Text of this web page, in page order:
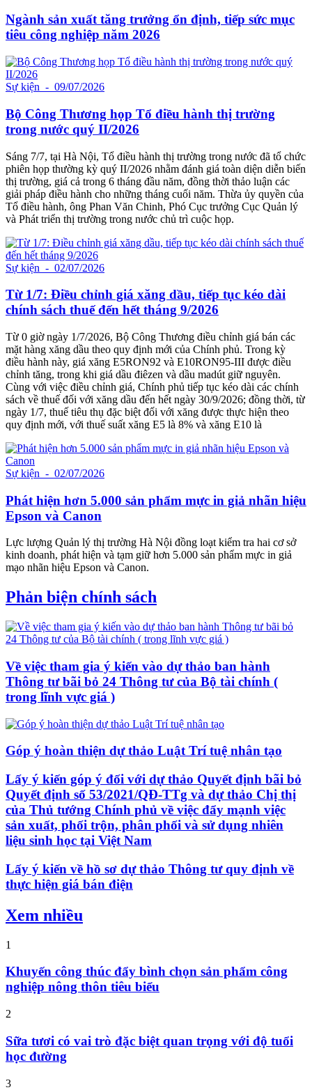
Ngành sản xuất tăng trưởng ổn định, tiếp sức mục
tiêu công nghiệp năm 2026
Sự kiện - 09/07/2026
Bộ Công Thương họp Tổ điều hành thị trường
trong nước quý II/2026
Sáng 7/7, tại Hà Nội, Tổ điều hành thị trường trong nước đã tổ chức
phiên họp thường kỳ quý II/2026 nhằm đánh giá toàn diện diễn biến
thị trường, giá cả trong 6 tháng đầu năm, đồng thời thảo luận các
giải pháp điều hành cho những tháng cuối năm. Thừa ủy quyền của
Tổ điều hành, ông Phan Văn Chinh, Phó Cục trưởng Cục Quản lý
và Phát triển thị trường trong nước chủ trì cuộc họp.
Sự kiện - 02/07/2026
Từ 1/7: Điều chỉnh giá xăng dầu, tiếp tục kéo dài
chính sách thuế đến hết tháng 9/2026
Từ 0 giờ ngày 1/7/2026, Bộ Công Thương điều chỉnh giá bán các
mặt hàng xăng dầu theo quy định mới của Chính phủ. Trong kỳ
điều hành này, giá xăng E5RON92 và E10RON95-III được điều
chỉnh tăng, trong khi giá dầu điêzen và dầu madút giữ nguyên.
Cùng với việc điều chỉnh giá, Chính phủ tiếp tục kéo dài các chính
sách về thuế đối với xăng dầu đến hết ngày 30/9/2026; đồng thời, từ
ngày 1/7, thuế tiêu thụ đặc biệt đối với xăng được thực hiện theo
quy định mới, với thuế suất xăng E5 là 8% và xăng E10 là
Sự kiện - 02/07/2026
Phát hiện hơn 5.000 sản phẩm mực in giả nhãn hiệu
Epson và Canon
Lực lượng Quản lý thị trường Hà Nội đồng loạt kiểm tra hai cơ sở
kinh doanh, phát hiện và tạm giữ hơn 5.000 sản phẩm mực in giả
mạo nhãn hiệu Epson và Canon.
Phản biện chính sách
Về việc tham gia ý kiến vào dự thảo ban hành
Thông tư bãi bỏ 24 Thông tư của Bộ tài chính (
trong lĩnh vực giá )
Góp ý hoàn thiện dự thảo Luật Trí tuệ nhân tạo
Lấy ý kiến góp ý đối với dự thảo Quyết định bãi bỏ
Quyết định số 53/2021/QĐ-TTg và dự thảo Chị thị
của Thủ tướng Chính phủ về việc đẩy mạnh việc
sản xuất, phối trộn, phân phối và sử dụng nhiên
liệu sinh học tại Việt Nam
Lấy ý kiến về hồ sơ dự thảo Thông tư quy định về
thực hiện giá bán điện
Xem nhiều
1
Khuyến công thúc đẩy bình chọn sản phẩm công
nghiệp nông thôn tiêu biểu
2
Sữa tươi có vai trò đặc biệt quan trọng với độ tuổi
học đường
3